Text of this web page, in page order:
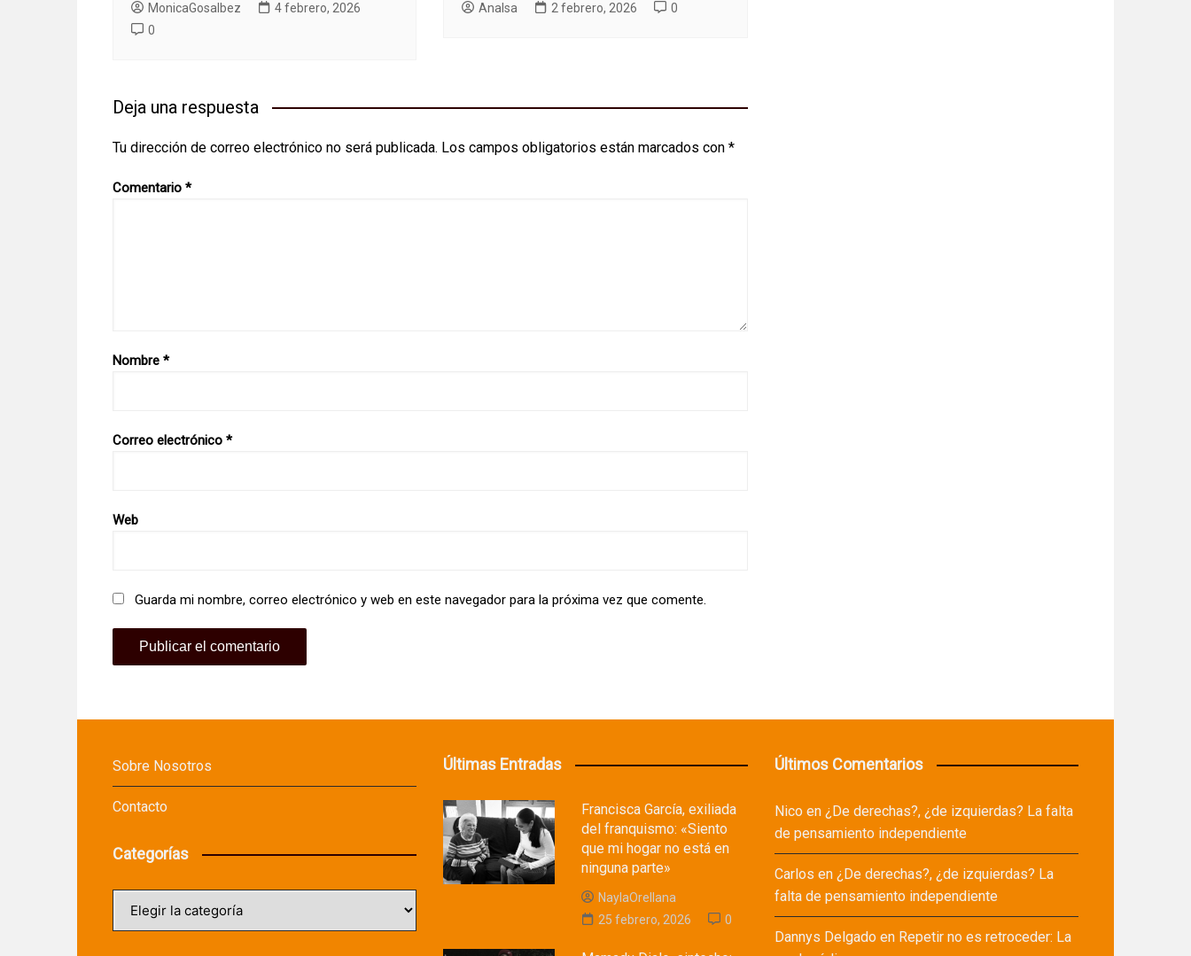
MonicaGosalbez
4 febrero, 2026
0
AnaIsa 2 febrero, 2026 0
Deja una respuesta
Tu dirección de correo electrónico no será publicada. Los campos obligatorios están marcados con *
Comentario *
Nombre *
Correo electrónico *
Web
Guarda mi nombre, correo electrónico y web en este navegador para la próxima vez que comente.
Sobre Nosotros
Contacto
Categorías
Últimas Entradas
Francisca García, exiliada
del franquismo: «Siento
que mi hogar no está en
ninguna parte»
NaylaOrellana
25 febrero, 2026
0
Últimos Comentarios
Nicoen ¿De derechas?, ¿de izquierdas? La falta
de pensamiento independiente
Carlos en ¿De derechas?, ¿de izquierdas? La
falta de pensamiento independiente
Dannys Delgadoen Repetir no es retroceder: La